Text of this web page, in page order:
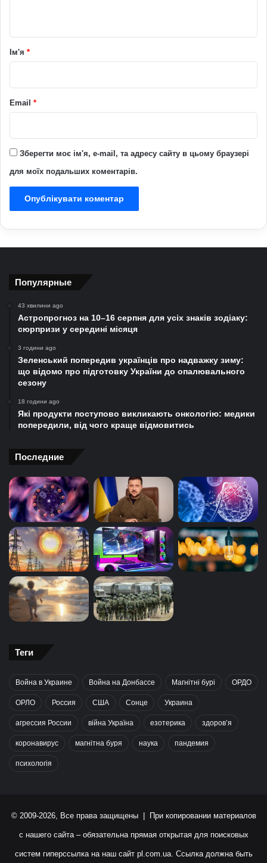
рІм'я *
Email *
Зберегти моє ім'я, e-mail, та адресу сайту в цьому браузері
для моїх подальших коментарів.
Популярные
43 хвилини ago
Астропрогноз на 10–16 серпня для усіх знаків зодіаку:
сюрпризи у середині місяця
3 години ago
Зеленський попередив українців про надважку зиму:
що відомо про підготовку України до опалювального
сезону
18 години ago
Які продукти поступово викликають онкологію: медики
попередили, від чого краще відмовитись
Последние
Теги
Война в Украине Война на Донбассе Магнітні бурі ОРДО
ОРЛО Россия США Сонце Украина
агрессия России війна Україна езотерика здоров’я
коронавирус магнітна буря наука пандемия
психологія
© 2009-2026, Все права защищены | При копировании материалов
с нашего сайта – обязательна прямая открытая для поисковых
систем гиперссылка на наш сайт pl.com.ua. Ссылка должна быть